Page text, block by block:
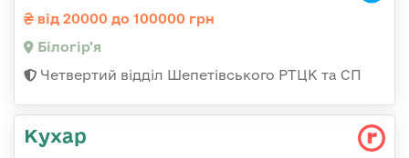
від 20000 до 100000 грн
Білогір'я
Четвертий відділ Шепетівського РТЦК та СП
Кухар